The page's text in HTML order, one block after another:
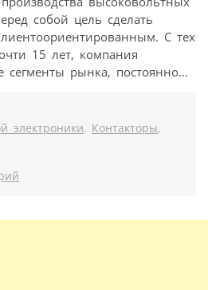
собой цель сделать
С тех
15 лет, компания
сегменты рынка, постоянно...
электроники, Контакторы,